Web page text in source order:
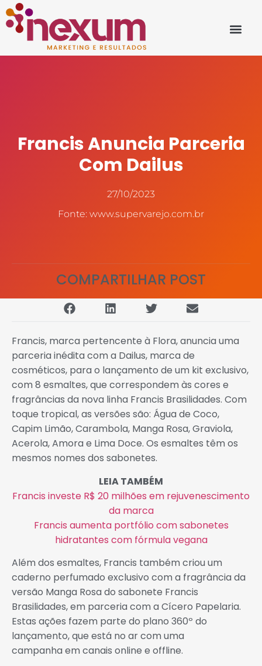
Francis Anuncia Parceria
Com Dailus
27/10/2023
Fonte: www.supervarejo.com.br
COMPARTILHAR POST
Francis, marca pertencente à Flora, anuncia uma
parceria inédita com a Dailus, marca de
cosméticos, para o lançamento de um kit exclusivo,
com 8 esmaltes, que correspondem às cores e
fragrâncias da nova linha Francis Brasilidades. Com
toque tropical, as versões são: Água de Coco,
Capim Limão, Carambola, Manga Rosa, Graviola,
Acerola, Amora e Lima Doce. Os esmaltes têm os
mesmos nomes dos sabonetes.
LEIA TAMBÉM
Francis investe R$ 20 milhões em rejuvenescimento
da marca
Francis aumenta portfólio com sabonetes
hidratantes com fórmula vegana
Além dos esmaltes, Francis também criou um
caderno perfumado exclusivo com a fragrância da
versão Manga Rosa do sabonete Francis
Brasilidades, em parceria com a Cícero Papelaria.
Estas ações fazem parte do plano 360º do
lançamento, que está no ar com uma
campanha em canais online e offline.